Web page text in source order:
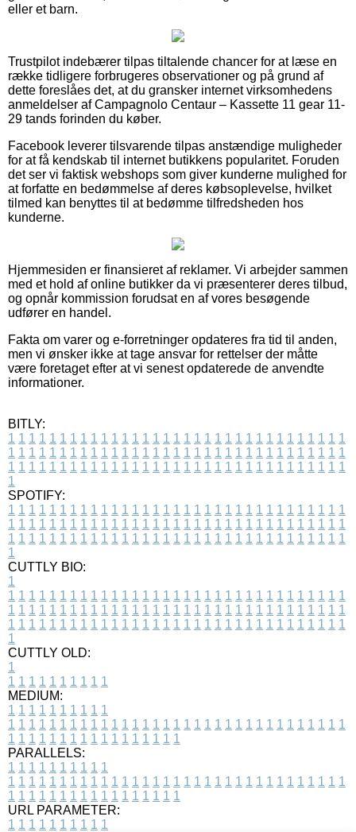
eller et barn.
Trustpilot indebærer tilpas tiltalende chancer for at læse en
række tidligere forbrugeres observationer og på grund af
dette foreslåes det, at du gransker internet virksomhedens
anmeldelser af Campagnolo Centaur – Kassette 11 gear 11-
29 tands forinden du køber.
Facebook leverer tilsvarende tilpas anstændige muligheder
for at få kendskab til internet butikkens popularitet. Foruden
det ser vi faktisk webshops som giver kunderne mulighed for
at forfatte en bedømmelse af deres købsoplevelse, hvilket
tilmed kan benyttes til at bedømme tilfredsheden hos
kunderne.
Hjemmesiden er finansieret af reklamer. Vi arbejder sammen
med et hold af online butikker da vi præsenterer deres tilbud,
og opnår kommission forudsat en af vores besøgende
udfører en handel.
Fakta om varer og e-forretninger opdateres fra tid til anden,
men vi ønsker ikke at tage ansvar for rettelser der måtte
være foretaget efter at vi senest opdaterede de anvendte
informationer.
BITLY:
1 1 1 1 1 1 1 1 1 1 1 1 1 1 1 1 1 1 1 1 1 1 1 1 1 1 1 1 1 1 1 1 1
1 1 1 1 1 1 1 1 1 1 1 1 1 1 1 1 1 1 1 1 1 1 1 1 1 1 1 1 1 1 1 1 1
1 1 1 1 1 1 1 1 1 1 1 1 1 1 1 1 1 1 1 1 1 1 1 1 1 1 1 1 1 1 1 1 1
1
SPOTIFY:
1 1 1 1 1 1 1 1 1 1 1 1 1 1 1 1 1 1 1 1 1 1 1 1 1 1 1 1 1 1 1 1 1
1 1 1 1 1 1 1 1 1 1 1 1 1 1 1 1 1 1 1 1 1 1 1 1 1 1 1 1 1 1 1 1 1
1 1 1 1 1 1 1 1 1 1 1 1 1 1 1 1 1 1 1 1 1 1 1 1 1 1 1 1 1 1 1 1 1
1
CUTTLY BIO:
1
1 1 1 1 1 1 1 1 1 1 1 1 1 1 1 1 1 1 1 1 1 1 1 1 1 1 1 1 1 1 1 1 1
1 1 1 1 1 1 1 1 1 1 1 1 1 1 1 1 1 1 1 1 1 1 1 1 1 1 1 1 1 1 1 1 1
1 1 1 1 1 1 1 1 1 1 1 1 1 1 1 1 1 1 1 1 1 1 1 1 1 1 1 1 1 1 1 1 1
1
CUTTLY OLD:
1
1 1 1 1 1 1 1 1 1 1
MEDIUM:
1 1 1 1 1 1 1 1 1 1
1 1 1 1 1 1 1 1 1 1 1 1 1 1 1 1 1 1 1 1 1 1 1 1 1 1 1 1 1 1 1 1 1
1 1 1 1 1 1 1 1 1 1 1 1 1 1 1 1 1
PARALLELS:
1 1 1 1 1 1 1 1 1 1
1 1 1 1 1 1 1 1 1 1 1 1 1 1 1 1 1 1 1 1 1 1 1 1 1 1 1 1 1 1 1 1 1
1 1 1 1 1 1 1 1 1 1 1 1 1 1 1 1 1
URL PARAMETER:
1 1 1 1 1 1 1 1 1 1